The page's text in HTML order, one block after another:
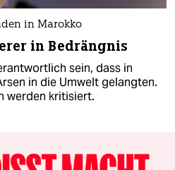
in Marokko
in Bedrängnis
sein, dass in
in die Umwelt gelangten.
werden kritisiert.